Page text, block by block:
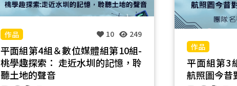
10 249
平面組第4組＆數位媒體組第10組-
桃學趣探索： 走近水圳的記憶，聆
聽土地的聲音
平面組第3
航照圖今昔